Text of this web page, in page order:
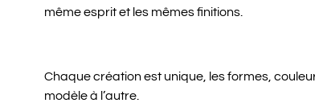
même esprit et les mêmes finitions.
Chaque création est unique, les formes,
modèle à l’autre.